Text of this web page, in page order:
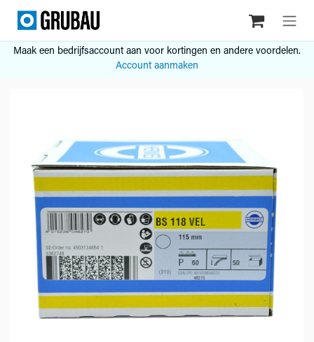
Overslaan naar inhoud
Maak een bedrijfsaccount aan voor kortingen en andere voordelen.
Account aanmaken